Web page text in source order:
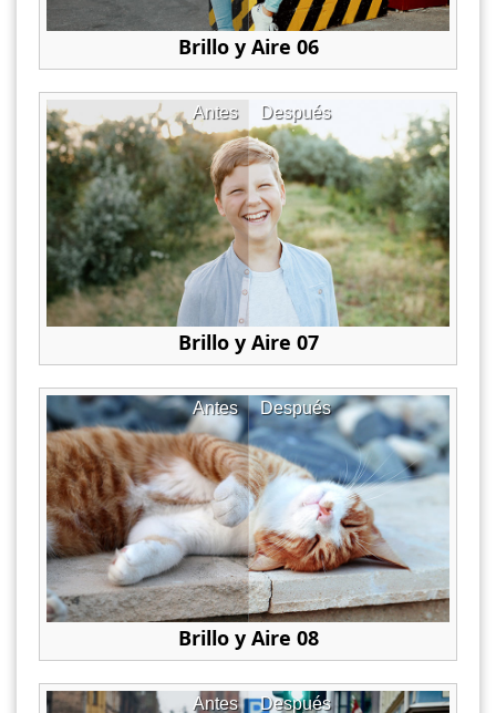
Brillo y Aire 06
Después
Antes
Brillo y Aire 07
Después
Antes
Brillo y Aire 08
Después
Antes